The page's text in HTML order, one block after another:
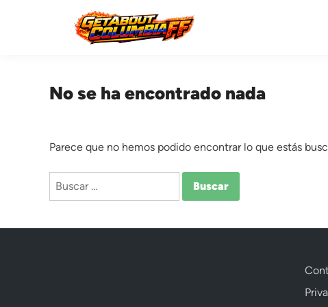
No se ha encontrado nada
Parece que no hemos podido encontrar lo que estás
Buscar: